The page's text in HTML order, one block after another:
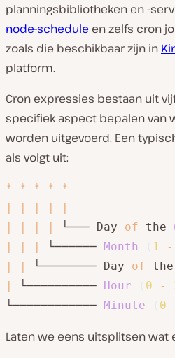
planningsbibliotheken en -
node-schedule en zelfs cron
zoals die beschikbaar zijn in
platform.
Cron expressies bestaan uit
specifiek aspect bepalen van
worden uitgevoerd. Een
als volgt uit:
* * * *
*
|
| | |
|
|
| | | └─── Day of the
|
| | └────── Month 1 -
|
| └──────── Day of the
|
└────────── Hour 0 -
└──────────── Minute 0
Laten we eens uitsplitsen wat